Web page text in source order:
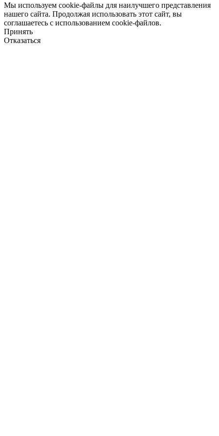
Мы используем cookie-файлы для наилучшего представления
нашего сайта. Продолжая использовать этот сайт, вы
соглашаетесь с использованием cookie-файлов.
Принять
Отказаться